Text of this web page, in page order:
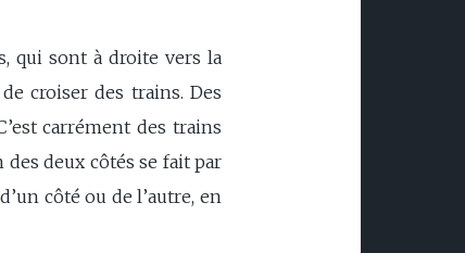
qui sont à droite vers la
croiser des trains. Des
carrément des trains
deux côtés se fait par
côté ou de l’autre, en